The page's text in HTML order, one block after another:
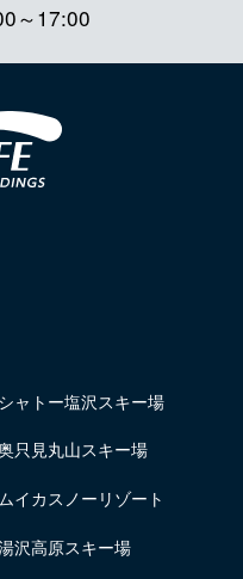
～17:00
シャトー塩沢スキー場
只見丸山スキー場
ムイカスノーリゾート
沢高原スキー場